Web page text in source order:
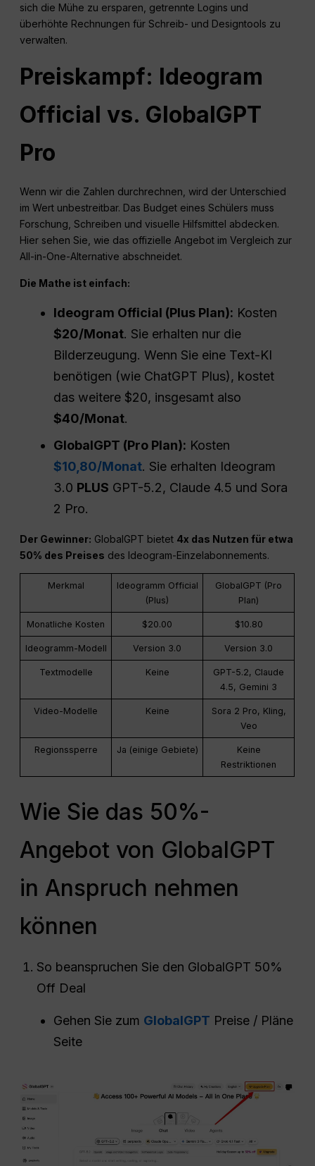
sich die Mühe zu ersparen, getrennte Logins und
überhöhte Rechnungen für Schreib- und Designtools zu
verwalten.
Preiskampf: Ideogram
Official vs. GlobalGPT
Pro
Wenn wir die Zahlen durchrechnen, wird der Unterschied
im Wert unbestreitbar. Das Budget eines Schülers muss
Forschung, Schreiben und visuelle Hilfsmittel abdecken.
Hier sehen Sie, wie das offizielle Angebot im Vergleich zur
All-in-One-Alternative abschneidet.
Die Mathe ist einfach:
Ideogram Official (Plus Plan): Kosten
$20/Monat. Sie erhalten nur die
Bilderzeugung. Wenn Sie eine Text-KI
benötigen (wie ChatGPT Plus), kostet
das weitere $20, insgesamt also
$40/Monat.
GlobalGPT (Pro Plan): Kosten
$10,80/Monat. Sie erhalten Ideogram
3.0 PLUS GPT-5.2, Claude 4.5 und Sora
2 Pro.
Der Gewinner: GlobalGPT bietet 4x das Nutzen für etwa
50% des Preises des Ideogram-Einzelabonnements.
Merkmal
Ideogramm Official
(Plus)
GlobalGPT (Pro
Plan)
Monatliche Kosten $20.00 $10.80
Ideogramm-Modell Version 3.0 Version 3.0
Textmodelle Keine
GPT-5.2, Claude
4.5, Gemini 3
Video-Modelle Keine
Sora 2 Pro, Kling,
Veo
Regionssperre Ja (einige Gebiete)
Keine
Restriktionen
Wie Sie das 50%-
Angebot von GlobalGPT
in Anspruch nehmen
können
So beanspruchen Sie den GlobalGPT 50%
Off Deal
Gehen Sie zum GlobalGPT Preise / Pläne
Seite